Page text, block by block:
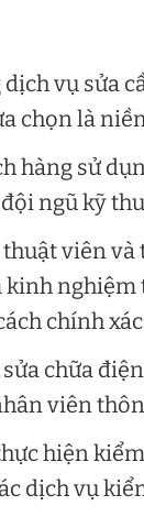
dịch vụ sửa
chọn là
hàng sử
đội ngũ kỹ
viên và
nghiệm
chính
chữa
viên
hiện
dịch vụ